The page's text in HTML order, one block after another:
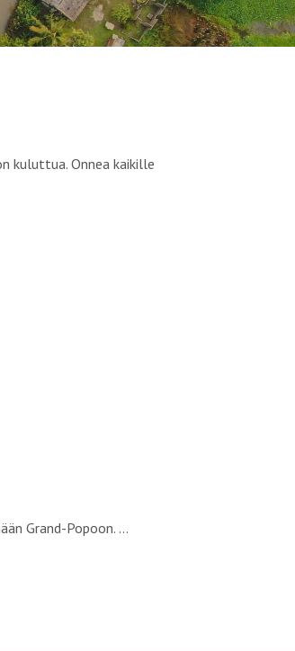
kuluttua. Onnea kaikille
Grand-Popoon. …